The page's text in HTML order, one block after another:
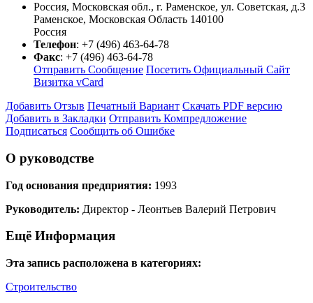
Россия, Московская обл., г. Раменское, ул. Советская, д.3
Раменское, Московская Область 140100
Россия
Телефон: +7 (496) 463-64-78
Факс: +7 (496) 463-64-78
Отправить Сообщение Посетить Официальный Сайт
Визитка vCard
Добавить Отзыв Печатный Вариант Скачать PDF версию
Добавить в Закладки Отправить Компредложение
Подписаться Сообщить об Ошибке
О руководстве
Год основания предприятия: 1993
Руководитель: Директор - Леонтьев Валерий Петрович
Ещё Информация
Эта запись расположена в категориях:
Строительство